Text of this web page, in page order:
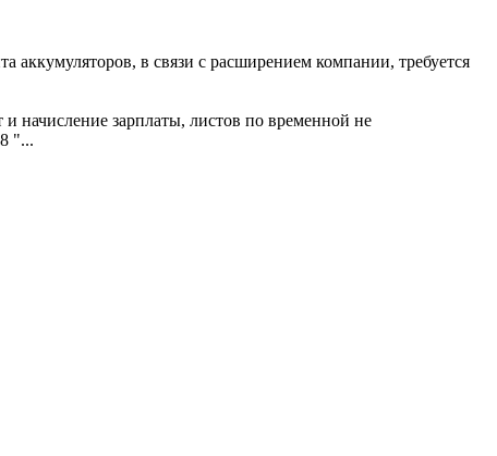
аккумуляторов, в связи с расширением компании, требуется
начисление зарплаты, листов по временной не
"...